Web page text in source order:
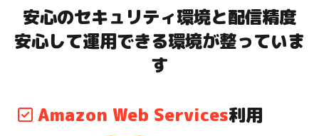
安心のセキュリティ環境と配信精度
安心して運用できる環境が整っていま
す
Amazon Web Services利用